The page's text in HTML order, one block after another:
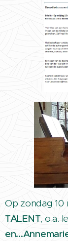
Op zondag
TALENT, o.a.